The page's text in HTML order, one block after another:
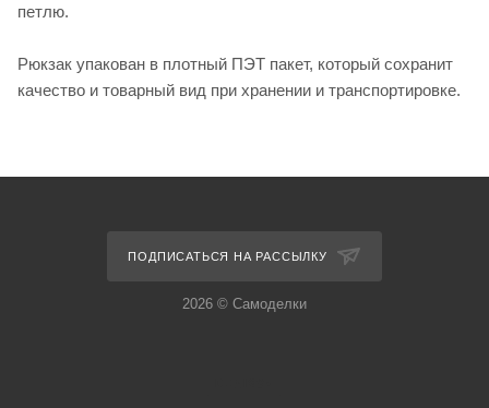
петлю.
Рюкзак упакован в плотный ПЭТ пакет, который сохранит
качество и товарный вид при хранении и транспортировке.
ПОДПИСАТЬСЯ НА РАССЫЛКУ
2026 © Самоделки